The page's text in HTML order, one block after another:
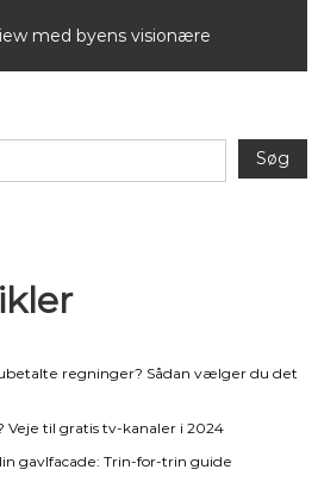
med byens visionære
Søg
regninger? Sådan vælger du det
til gratis tv-kanaler i 2024
gavlfacade: Trin-for-trin guide